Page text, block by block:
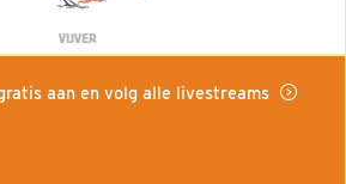
VIJVER
aan en volg alle livestreams